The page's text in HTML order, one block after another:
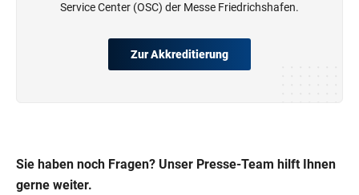
Service Center (OSC) der Messe Friedrichshafen.
Zur Akkreditierung
Sie haben noch Fragen? Unser Presse-Team hilft Ihnen
gerne weiter.